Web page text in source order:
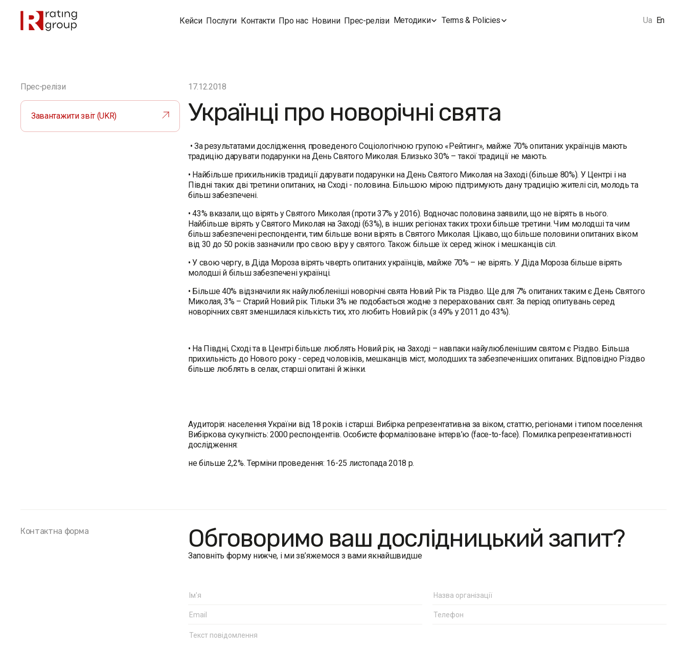
Кейси Послуги Контакти Про нас Новини Прес-релізи Методики Terms & Policies Ua En
Прес-релізи
Завантажити звіт (UKR)
17.12.2018
Українці про новорічні свята
• За результатами дослідження, проведеного Соціологічною групою «Рейтинг», майже 70% опитаних українців мають
традицію дарувати подарунки на День Святого Миколая. Близько 30% – такої традиції не мають.
• Найбільше прихильників традиції дарувати подарунки на День Святого Миколая на Заході (більше 80%). У Центрі і на
Півдні таких дві третини опитаних, на Сході - половина. Більшою мірою підтримують дану традицію жителі сіл, молодь та
більш забезпечені.
• 43% вказали, що вірять у Святого Миколая (проти 37% у 2016). Водночас половина заявили, що не вірять в нього.
Найбільше вірять у Святого Миколая на Заході (63%), в інших регіонах таких трохи більше третини. Чим молодші та чим
більш забезпечені респонденти, тим більше вони вірять в Святого Миколая. Цікаво, що більше половини опитаних віком
від 30 до 50 років зазначили про свою віру у святого. Також більше їх серед жінок і мешканців сіл.
• У свою чергу, в Діда Мороза вірять чверть опитаних українців, майже 70% – не вірять. У Діда Мороза більше вірять
молодші й більш забезпечені українці.
• Більше 40% відзначили як найулюбленіші новорічні свята Новий Рік та Різдво. Ще для 7% опитаних таким є День Святого
Миколая, 3% – Старий Новий рік. Тільки 3% не подобається жодне з перерахованих свят. За період опитувань серед
новорічних свят зменшилася кількість тих, хто любить Новий рік (з 49% у 2011 до 43%).
• На Півдні, Сході та в Центрі більше люблять Новий рік, на Заході – навпаки найулюбленішим святом є Різдво. Більша
прихильність до Нового року - серед чоловіків, мешканців міст, молодших та забезпеченіших опитаних. Відповідно Різдво
більше люблять в селах, старші опитані й жінки.
Аудиторія: населення України від 18 років і старші. Вибірка репрезентативна за віком, статтю, регіонами і типом поселення.
Вибіркова сукупність: 2000 респондентів. Особисте формалізоване інтерв’ю (face-to-face). Помилка репрезентативності
дослідження:
не більше 2,2%. Терміни проведення: 16-25 листопада 2018 р.
Контактна форма Обговоримо ваш дослідницький запит?
Заповніть форму нижче, і ми зв’яжемося з вами якнайшвидше